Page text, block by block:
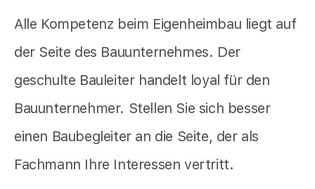
Alle Kompetenz beim Eigenheimbau liegt auf
der Seite des Bauunternehmes. Der
geschulte Bauleiter handelt loyal für den
Bauunternehmer. Stellen Sie sich besser
einen Baubegleiter an die Seite, der als
Fachmann Ihre Interessen vertritt.